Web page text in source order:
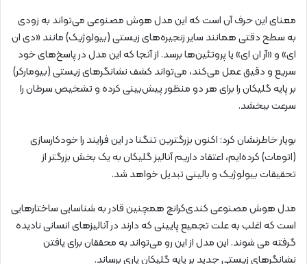
معنای این حرف آن است که این مدل هوش مصنوعی می‌تواند به زودی
به سطح دقتی همانند سایر زنجیره‌های زیستی (بیولوژیک) مانند «دی ان
ای» و «آر ان ای» یا پروتئین‌ها برسد. از آنجا که این مدل در پاسخ‌های خود
سریع و دقیق عمل می‌کند، می‌تواند کشف نشانگرهای زیستی (بیومارکر)
بر پایه گلیکان را برای هر دو منظور پیش‌بینی کرده و تشخیص سرطان را
سرعت ببخشد.
بویار خاطرنشان کرد: اکنون بزرگترین تنگنا در این فرایند را خودکارسازی
(اتومات) کرده‌ایم، اعتقاد داریم آنالیز گلیکان به یک بخش بزرگتر از
تحقیقات بیولوژیک و بالینی تبدیل خواهد شد.
مدل هوش مصنوعی کندی‌کرانچ همچنین قادر به شناسایی ساختارهایی
است که اغلب به علت تجمیع پایینی که دارند در آنالیزهای انسانی نادیده
گرفته می شوند. این مدل از این رو می‌تواند به محققان برای یافتن
نشانگرهای زیستی جدید بر پایه گلیکان یاری برساند.